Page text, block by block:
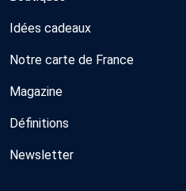
Idées cadeaux
Notre carte de France
Magazine
Définitions
Newsletter